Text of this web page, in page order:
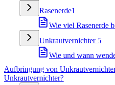
Rasenerde1
Wie viel Rasenerde
Unkrautvernichter 5
Wie und wann
Aufbringung von
Unkrautvernichter?